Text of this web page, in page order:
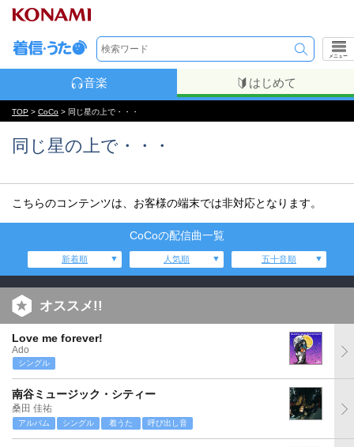
メニュー
音楽 はじめて
TOP > CoCo > 同じ星の上で・・・
同じ星の上で・・・
こちらのコンテンツは、お客様の端末では非対応となります。
CoCoの配信曲一覧
新着順 人気順 五十音順
オススメ!!
Love me forever!
Ado
シングル
南谷ミュージック・シティー
桑田 佳祐
アルバム シングル 着うた 呼び出し音